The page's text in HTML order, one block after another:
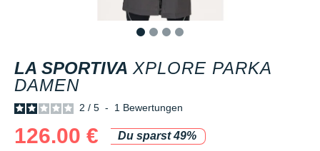
LA SPORTIVA XPLORE PARKA
DAMEN
2 / 5 - 1 Bewertungen
126.00 €
Du sparst 49%